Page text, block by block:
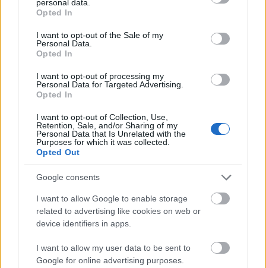
grant or deny consent to Google and its third-party tags to
use your data for below specified purposes in below Google
consent section.
personal data.
Opted In
I want to opt-out of the Sale of my
Personal Data.
Opted In
I want to opt-out of processing my
Personal Data for Targeted Advertising.
Opted In
I want to opt-out of Collection, Use,
Retention, Sale, and/or Sharing of my
Personal Data that Is Unrelated with the
Purposes for which it was collected.
Opted Out
Google consents
I want to allow Google to enable storage
related to advertising like cookies on web or
device identifiers in apps.
I want to allow my user data to be sent to
Google for online advertising purposes.
última hora de la jornada 24.
Abelardo por Machín: cambio de entrenador en el Alavés
12. enero 2021 PorJesus Gallo|